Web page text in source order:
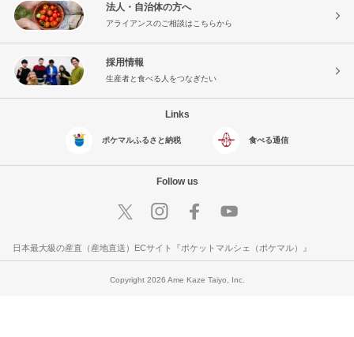
法人・自治体の方へ
アライアンスのご相談はこちらから
採用情報
生産者と食べる人をつなぎたい
Links
ポケマルふるさと納税 食べる通信
Follow us
日本最大級の産直（産地直送）ECサイト『ポケットマルシェ（ポケマル）』
Copyright 2026 Ame Kaze Taiyo, Inc.